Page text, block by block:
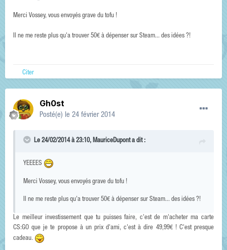
Merci Vossey, vous envoyés grave du tofu !
Il ne me reste plus qu'a trouver 50€ à dépenser sur Steam... des idées ?!
Citer
Gh0st
Posté(e) le 24 février 2014
Le 24/02/2014 à 23:10, MauriceDupont a dit :
YEEEES
Merci Vossey, vous envoyés grave du tofu !
Il ne me reste plus qu'a trouver 50€ à dépenser sur Steam... des idées ?!
Le meilleur investissement que tu puisses faire, c'est de m'acheter ma carte
CS:GO que je te propose à un prix d'ami, c'est à dire 49,99€ ! C'est presque
cadeau.